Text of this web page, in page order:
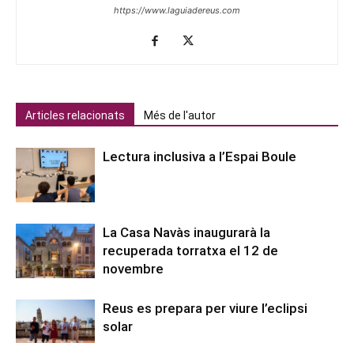
https://www.laguiadereus.com
Articles relacionats Més de l'autor
Lectura inclusiva a l’Espai Boule
La Casa Navàs inaugurarà la
recuperada torratxa el 12 de
novembre
Reus es prepara per viure l’eclipsi
solar